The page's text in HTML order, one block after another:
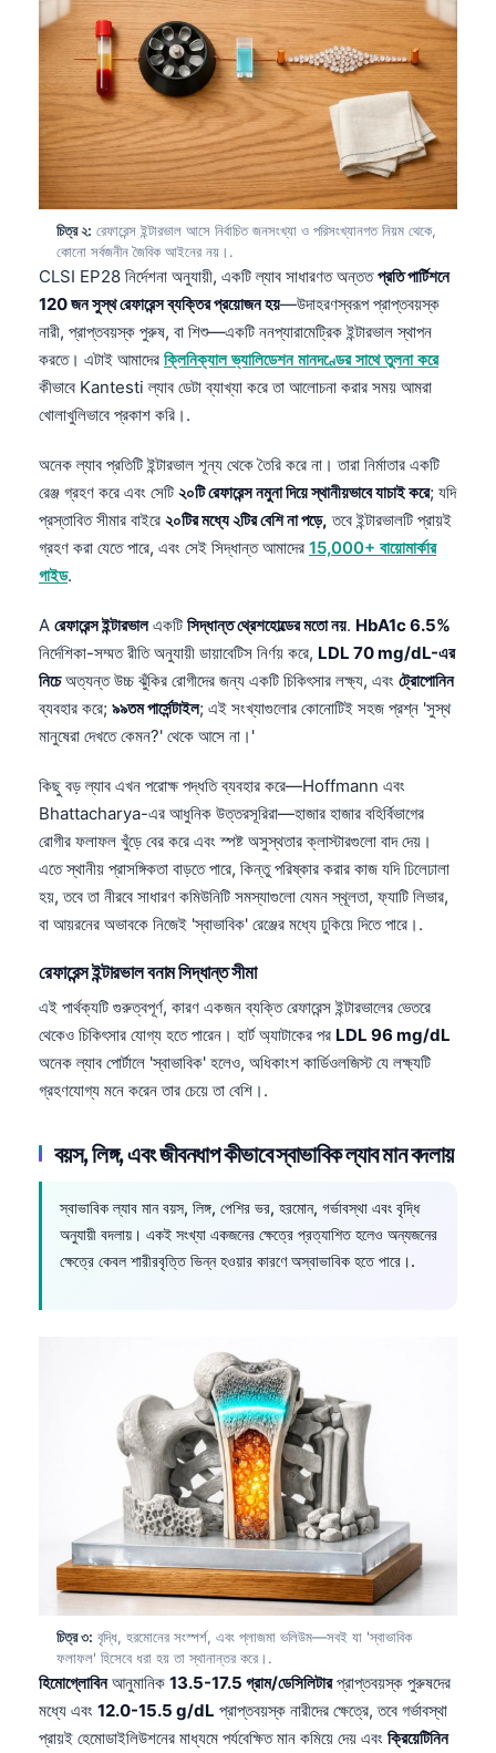
চিত্র ২: রেফারেন্স ইন্টারভাল আসে নির্বাচিত জনসংখ্যা ও পরিসংখ্যানগত নিয়ম থেকে,
কোনো সর্বজনীন জৈবিক আইনের নয়।.
CLSI EP28 নির্দেশনা অনুযায়ী, একটি ল্যাব সাধারণত অন্ততপ্রতি পার্টিশনে
120 জন সুস্থ রেফারেন্স ব্যক্তির প্রয়োজন হয়—উদাহরণস্বরূপ প্রাপ্তবয়স্ক
নারী, প্রাপ্তবয়স্ক পুরুষ, বা শিশু—একটি ননপ্যারামেট্রিক ইন্টারভাল স্থাপন
করতে। এটাই আমাদের ক্লিনিক্যাল ভ্যালিডেশন মানদণ্ডের সাথে তুলনা করে
কীভাবে Kantesti ল্যাব ডেটা ব্যাখ্যা করে তা আলোচনা করার সময় আমরা
খোলাখুলিভাবে প্রকাশ করি।.
অনেক ল্যাব প্রতিটি ইন্টারভাল শূন্য থেকে তৈরি করে না। তারা নির্মাতার একটি
রেঞ্জ গ্রহণ করে এবং সেটি ২০টি রেফারেন্স নমুনা দিয়ে স্থানীয়ভাবে যাচাই করে; যদি
প্রস্তাবিত সীমার বাইরে ২০টির মধ্যে ২টির বেশি না পড়ে, তবে ইন্টারভালটি প্রায়ই
গ্রহণ করা যেতে পারে, এবং সেই সিদ্ধান্ত আমাদের 15,000+ বায়োমার্কার
গাইড.
A রেফারেন্স ইন্টারভালএকটি সিদ্ধান্ত থ্রেশহোল্ডের মতো নয়. HbA1c 6.5%
নির্দেশিকা-সম্মত রীতি অনুযায়ী ডায়াবেটিস নির্ণয় করে, LDL 70 mg/dL-এর
নিচেঅত্যন্ত উচ্চ ঝুঁকির রোগীদের জন্য একটি চিকিৎসার লক্ষ্য, এবং ট্রোপোনিন
ব্যবহার করে; ৯৯তম পার্সেন্টাইল; এই সংখ্যাগুলোর কোনোটিই সহজ প্রশ্ন 'সুস্থ
মানুষেরা দেখতে কেমন?' থেকে আসে না।'
কিছু বড় ল্যাব এখন পরোক্ষ পদ্ধতি ব্যবহার করে—Hoffmann এবং
Bhattacharya-এর আধুনিক উত্তরসূরিরা—হাজার হাজার বহির্বিভাগের
রোগীর ফলাফল খুঁড়ে বের করে এবং স্পষ্ট অসুস্থতার ক্লাস্টারগুলো বাদ দেয়।
এতে স্থানীয় প্রাসঙ্গিকতা বাড়তে পারে, কিন্তু পরিষ্কার করার কাজ যদি ঢিলেঢালা
হয়, তবে তা নীরবে সাধারণ কমিউনিটি সমস্যাগুলো যেমন স্থূলতা, ফ্যাটি লিভার,
বা আয়রনের অভাবকে নিজেই 'স্বাভাবিক' রেঞ্জের মধ্যে ঢুকিয়ে দিতে পারে।.
রেফারেন্স ইন্টারভাল বনাম সিদ্ধান্ত সীমা
এই পার্থক্যটি গুরুত্বপূর্ণ, কারণ একজন ব্যক্তি রেফারেন্স ইন্টারভালের ভেতরে
থেকেও চিকিৎসার যোগ্য হতে পারেন। হার্ট অ্যাটাকের পর LDL 96 mg/dL
অনেক ল্যাব পোর্টালে 'স্বাভাবিক' হলেও, অধিকাংশ কার্ডিওলজিস্ট যে লক্ষ্যটি
গ্রহণযোগ্য মনে করেন তার চেয়ে তা বেশি।.
বয়স, লিঙ্গ, এবং জীবনধাপ কীভাবে স্বাভাবিক ল্যাব মান বদলায়
স্বাভাবিক ল্যাব মান বয়স, লিঙ্গ, পেশির ভর, হরমোন, গর্ভাবস্থা এবং বৃদ্ধি
অনুযায়ী বদলায়। একই সংখ্যা একজনের ক্ষেত্রে প্রত্যাশিত হলেও অন্যজনের
ক্ষেত্রে কেবল শারীরবৃত্তি ভিন্ন হওয়ার কারণে অস্বাভাবিক হতে পারে।.
চিত্র ৩: বৃদ্ধি, হরমোনের সংস্পর্শ, এবং প্লাজমা ভলিউম—সবই যা 'স্বাভাবিক
ফলাফল' হিসেবে ধরা হয় তা স্থানান্তর করে।.
হিমোগ্লোবিনআনুমানিক 13.5-17.5 গ্রাম/ডেসিলিটারপ্রাপ্তবয়স্ক পুরুষদের
মধ্যে এবং 12.0-15.5 g/dL প্রাপ্তবয়স্ক নারীদের ক্ষেত্রে, তবে গর্ভাবস্থা
প্রায়ই হেমোডাইলিউশনের মাধ্যমে পর্যবেক্ষিত মান কমিয়ে দেয় এবং ক্রিয়েটিনিন